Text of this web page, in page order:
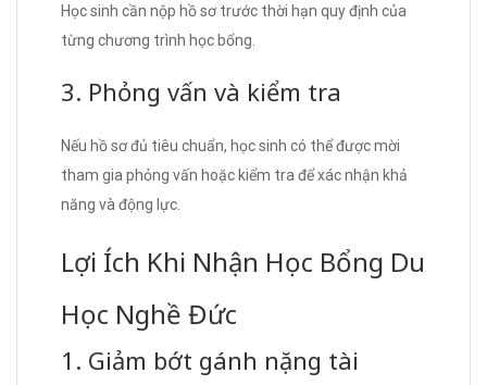
Học sinh cần nộp hồ sơ trước thời hạn quy định của
từng chương trình học bổng.
3. Phỏng vấn và kiểm tra
Nếu hồ sơ đủ tiêu chuẩn, học sinh có thể được mời
tham gia phỏng vấn hoặc kiểm tra để xác nhận khả
năng và động lực.
Lợi Ích Khi Nhận Học Bổng Du
Học Nghề Đức
1. Giảm bớt gánh nặng tài